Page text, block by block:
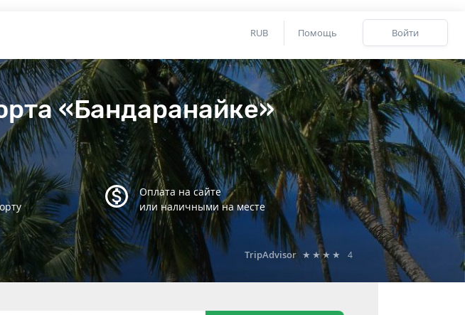
RUB Помощь Войти
«Бандаранайке»
Оплата на сайте
или наличными на месте
TripAdvisor ★★★★ 4